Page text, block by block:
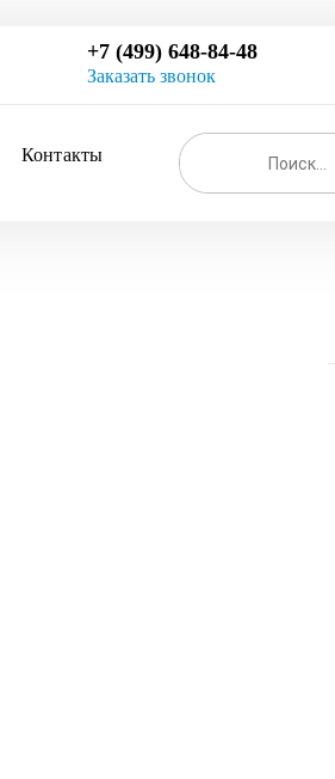
+7 (499) 648-84-48
Заказать звонок
Контакты